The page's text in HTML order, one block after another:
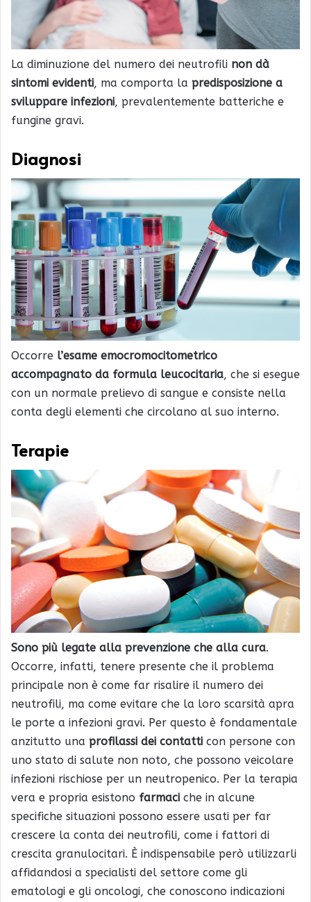
La diminuzione del numero dei neutrofili non dà
sintomi evidenti, ma comporta la predisposizione a
sviluppare infezioni, prevalentemente batteriche e
fungine gravi.
Diagnosi
Occorre l’esame emocromocitometrico
accompagnato da formula leucocitaria, che si esegue
con un normale prelievo di sangue e consiste nella
conta degli elementi che circolano al suo interno.
Terapie
Sono più legate alla prevenzione che alla cura.
Occorre, infatti, tenere presente che il problema
principale non è come far risalire il numero dei
neutrofili, ma come evitare che la loro scarsità apra
le porte a infezioni gravi. Per questo è fondamentale
anzitutto una profilassi dei contatti con persone con
uno stato di salute non noto, che possono veicolare
infezioni rischiose per un neutropenico. Per la terapia
vera e propria esistono farmaci che in alcune
specifiche situazioni possono essere usati per far
crescere la conta dei neutrofili, come i fattori di
crescita granulocitari. È indispensabile però utilizzarli
affidandosi a specialisti del settore come gli
ematologi e gli oncologi, che conoscono indicazioni